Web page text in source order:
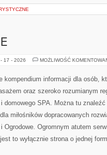
17 - 2026 MOŻLIWOŚĆ
kompendium informacji dla osób,
oraz szeroko rozumianym
domowego SPA. Można tu
miłośników dopracowanych
Ogrodowe. Ogromnym atutem
to wyłącznie strona o jednej